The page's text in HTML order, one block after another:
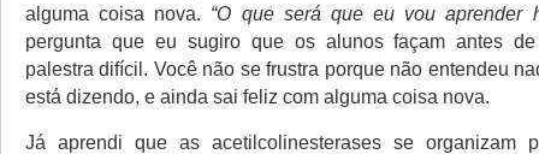
alguma coisa nova. “O que será que eu vou aprender
pergunta que eu sugiro que os alunos façam antes
palestra difícil. Você não se frustra porque não entendeu
está dizendo, e ainda sai feliz com alguma coisa nova.
Já aprendi que as acetilcolinesterases se organizam